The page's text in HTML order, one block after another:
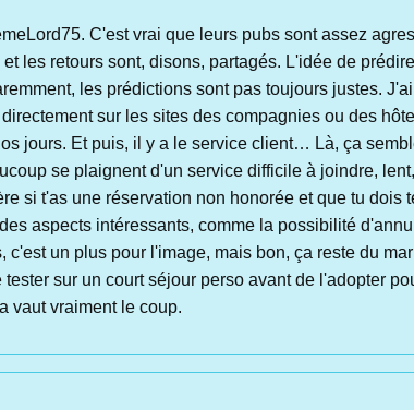
C'est vrai que leurs pubs sont assez
les retours sont, disons, partagés. L'idée de
les prédictions sont pas toujours justes.
sur les sites des compagnies ou des
jours. Et puis, il y a le service client… Là, ça
se plaignent d'un service difficile à joindre,
si t'as une réservation non honorée et que tu
aspects intéressants, comme la possibilité
un plus pour l'image, mais bon, ça reste du
sur un court séjour perso avant de l'adopter
vaut vraiment le coup.